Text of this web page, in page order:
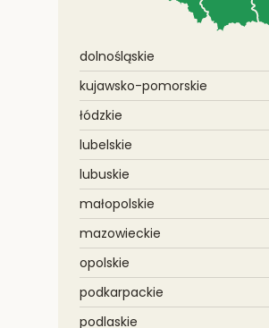
dolnośląskie
kujawsko-pomorskie
łódzkie
lubelskie
lubuskie
małopolskie
mazowieckie
opolskie
podkarpackie
podlaskie